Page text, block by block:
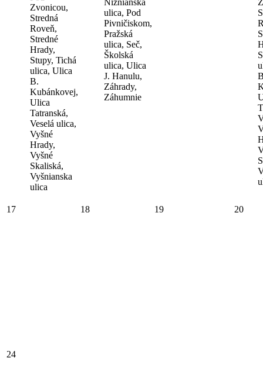
Zvonicou,
Stredná
Roveň,
Stredné
Hrady,
Stupy, Tichá
ulica, Ulica
B.
Kubánkovej,
Ulica
Tatranská,
Veselá ulica,
Vyšné
Hrady,
Vyšné
Skaliská,
Vyšnianska
ulica
Nižnianska
ulica, Pod
Pivničiskom,
Pražská
ulica, Seč,
Školská
ulica, Ulica
J. Hanulu,
Záhrady,
Záhumnie
17 18 19 20
24